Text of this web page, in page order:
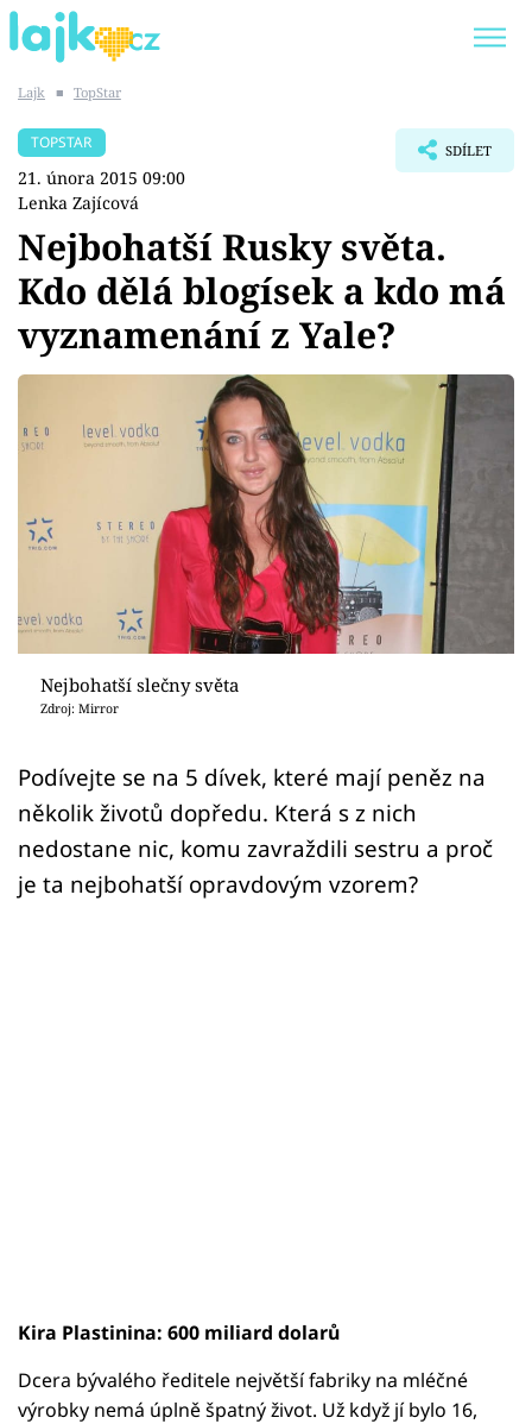
SHOPAHOLICADEL
Témata
Showbyznys
Youtubeři
Sex a vztahy
Sledujte prima+
Přihlášení
Sledujte nás
Lajk ■ TopStar
TOPSTAR
21. února 2015 09:00
Lenka Zajícová
SDÍLET
Nejbohatší Rusky světa.
Kdo dělá blogísek a kdo má
vyznamenání z Yale?
Nejbohatší slečny světa
Zdroj: Mirror
Podívejte se na 5 dívek, které mají peněz na
několik životů dopředu. Která s z nich
nedostane nic, komu zavraždili sestru a proč
je ta nejbohatší opravdovým vzorem?
Kira Plastinina: 600 miliard dolarů
Dcera bývalého ředitele největší fabriky na mléčné
výrobky nemá úplně špatný život. Už když jí bylo 16,